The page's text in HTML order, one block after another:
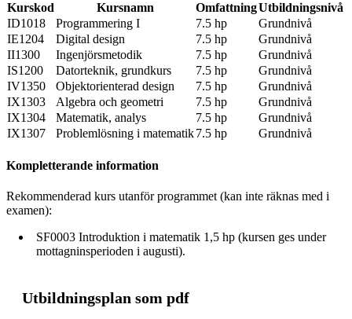
Kurskod Kursnamn OmfattningUtbildningsnivå
ID1018
Programmering I 7.5 hp
Grundnivå
IE1204
Digital design 7.5 hp
Grundnivå
II1300
Ingenjörsmetodik 7.5 hp
Grundnivå
IS1200
Datorteknik, grundkurs 7.5 hp
Grundnivå
IV1350
Objektorienterad design 7.5 hp
Grundnivå
IX1303
Algebra och geometri 7.5 hp
Grundnivå
IX1304
Matematik, analys 7.5 hp
Grundnivå
IX1307
Problemlösning i matematik7.5 hp Grundnivå
Kompletterande information
Rekommenderad kurs utanför programmet (kan inte räknas med i
examen):
SF0003 Introduktion i matematik 1,5 hp (kursen ges under
mottagninsperioden i augusti).
Ut­bild­nings­plan som pdf